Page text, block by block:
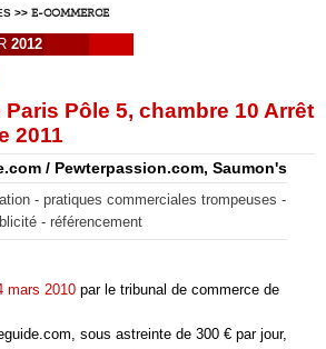
>> E-COMMERCE
2012
Paris Pôle 5, chambre 10 Arrêt
2011
/ Pewterpassion.com, Saumon's
- pratiques commerciales trompeuses -
- référencement
mars 2010 par le tribunal de commerce de
sous astreinte de 300 € par jour,